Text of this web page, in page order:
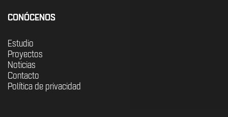
CONÓCENOS
Estudio
Proyectos
Noticias
Contacto
Política de privacidad